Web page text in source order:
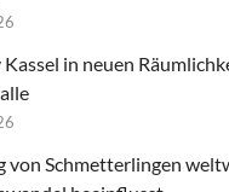
in neuen
von Schmetterlingen